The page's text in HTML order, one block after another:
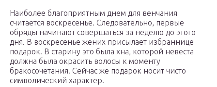
Наиболее благоприятным днем для венчания
считается воскресенье. Следовательно, первые
обряды начинают совершаться за неделю до этого
дня. В воскресенье жених присылает избраннице
подарок. В старину это была хна, которой невеста
должна была окрасить волосы к моменту
бракосочетания. Сейчас же подарок носит чисто
символический характер.